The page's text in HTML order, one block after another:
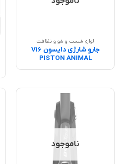
لوازم شست و شو و نظافت
جارو شارژی دایسون V16
PISTON ANIMAL
ناموجود